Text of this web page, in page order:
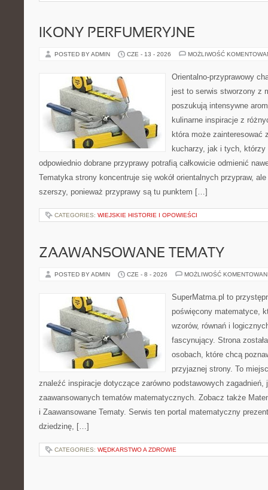
IKONY PERFUMERYJNE
POSTED BY ADMIN CZE - 13 - 2026 MOŻLIWOŚĆ
Orientalno-przyprawowy
jest to serwis stworzony z
poszukują intensywne
kulinarne inspiracje z
która może zainteresować
kucharzy, jak i tych, którzy
odpowiednio dobrane przyprawy potrafią całkowicie odmienić
Tematyka strony koncentruje się wokół orientalnych przypraw,
szerszy, ponieważ przyprawy są tu punktem […]
CATEGORIES: WIEJSKIE HISTORIE I OPOWIEŚCI
ZAAWANSOWANE TEMATY
POSTED BY ADMIN CZE - 8 - 2026 MOŻLIWOŚĆ
SuperMatma.pl to
poświęcony matematyce,
wzorów, równań i
fascynujący. Strona
osobach, które chcą
przyjaznej strony. To
znaleźć inspiracje dotyczące zarówno podstawowych zagadnień,
zaawansowanych tematów matematycznych. Zobacz także
i Zaawansowane Tematy. Serwis ten portal matematyczny
dziedzinę, […]
CATEGORIES: WĘDKARSTWO A ZDROWIE